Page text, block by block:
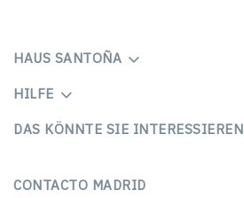
HAUS SANTOÑA
HILFE
DAS KÖNNTE SIE INTERESSIEREN
CONTACTO MADRID